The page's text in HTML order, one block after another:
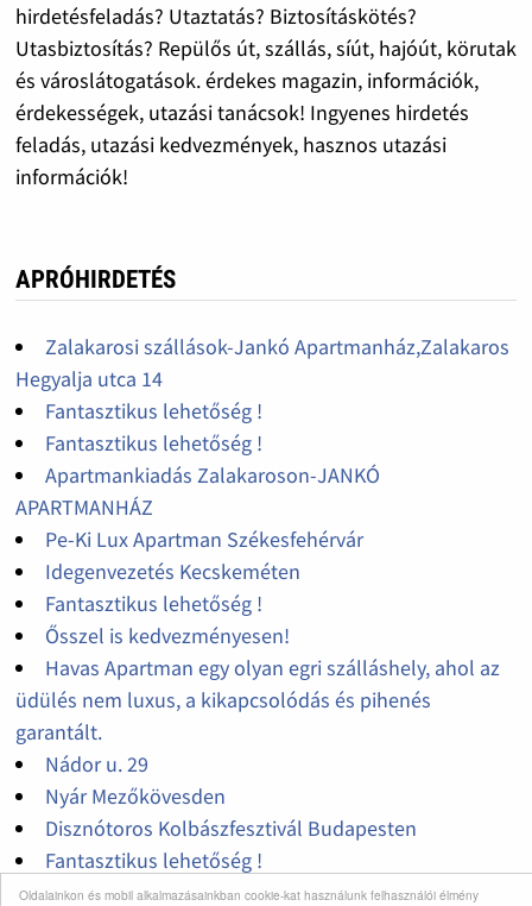
Oldalainkon és mobil alkalmazásainkban cookie-kat használunk felhasználói élmény
hirdetésfeladás? Utaztatás? Biztosításkötés?
Utasbiztosítás? Repülős út, szállás, síút, hajóút, körutak
és városlátogatások. érdekes magazin, információk,
érdekességek, utazási tanácsok! Ingyenes hirdetés
feladás, utazási kedvezmények, hasznos utazási
információk!
APRÓHIRDETÉS
Zalakarosi szállások-Jankó Apartmanház,Zalakaros
Hegyalja utca 14
Fantasztikus lehetőség !
Fantasztikus lehetőség !
Apartmankiadás Zalakaroson-JANKÓ
APARTMANHÁZ
Pe-Ki Lux Apartman Székesfehérvár
Idegenvezetés Kecskeméten
Fantasztikus lehetőség !
Ősszel is kedvezményesen!
Havas Apartman egy olyan egri szálláshely, ahol az
üdülés nem luxus, a kikapcsolódás és pihenés
garantált.
Nádor u. 29
Nyár Mezőkövesden
Disznótoros Kolbászfesztivál Budapesten
Fantasztikus lehetőség !
Vir szigeti kiadó magánszállások